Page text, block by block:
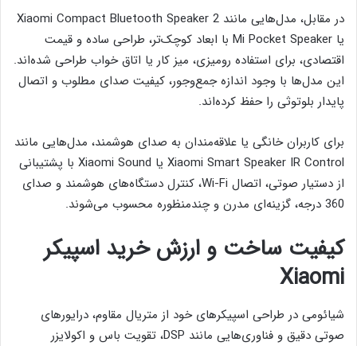
در مقابل، مدل‌هایی مانند Xiaomi Compact Bluetooth Speaker 2
یا Mi Pocket Speaker با ابعاد کوچک‌تر، طراحی ساده و قیمت
اقتصادی، برای استفاده رومیزی، میز کار یا اتاق خواب طراحی شده‌اند.
این مدل‌ها با وجود اندازه جمع‌وجور، کیفیت صدای مطلوب و اتصال
پایدار بلوتوثی را حفظ کرده‌اند.
برای کاربران خانگی یا علاقه‌مندان به صدای هوشمند، مدل‌هایی مانند
Xiaomi Smart Speaker IR Control یا Xiaomi Sound با پشتیبانی
از دستیار صوتی، اتصال Wi-Fi، کنترل دستگاه‌های هوشمند و صدای
360 درجه، گزینه‌ای مدرن و چندمنظوره محسوب می‌شوند.
کیفیت ساخت و ارزش خرید اسپیکر
Xiaomi
شیائومی در طراحی اسپیکرهای خود از متریال مقاوم، درایورهای
صوتی دقیق و فناوری‌هایی مانند DSP، تقویت باس و اکولایزر